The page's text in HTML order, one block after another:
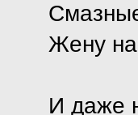
Жену
И даже